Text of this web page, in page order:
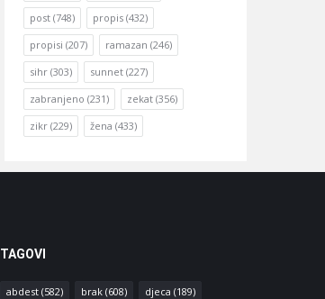
post (748) propis (432)
propisi (207) ramazan (246)
sihr (303) sunnet (227)
zabranjeno (231) zekat (356)
zikr (229) žena (433)
TAGOVI
abdest(582) brak(608) djeca (189)